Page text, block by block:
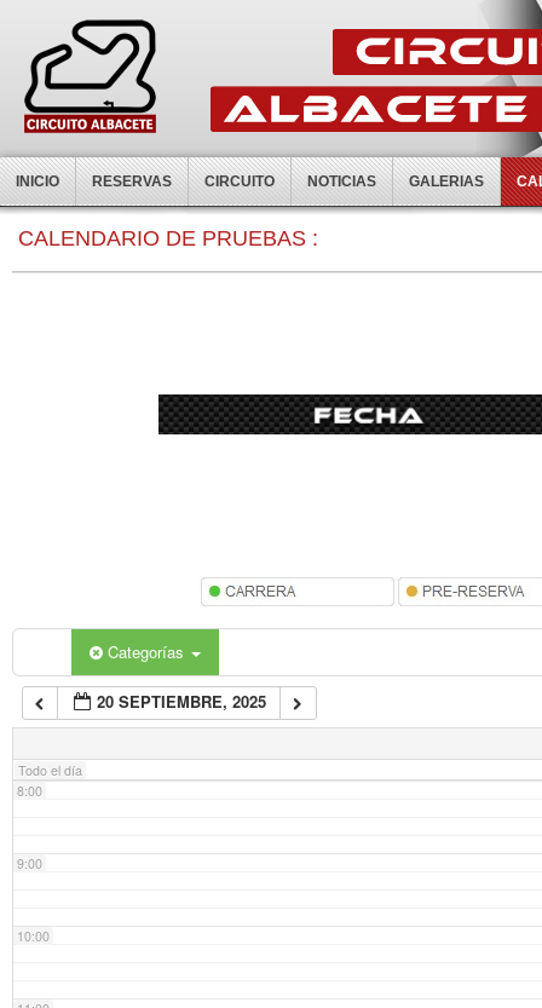
INICIO RESERVAS CIRCUITO NOTICIAS GALERIAS
CALENDARIO DE PRUEBAS :
Categorías
20 SEPTIEMBRE, 2025
Todo el día
0:00
7:00
8:00
9:00
10:00